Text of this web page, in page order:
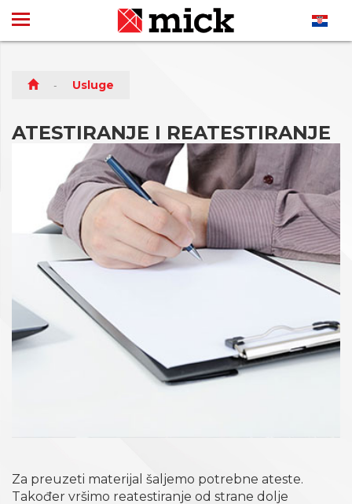
Usluge
ATESTIRANJE I REATESTIRANJE
Za preuzeti materijal šaljemo potrebne ateste.
Također vršimo reatestiranje od strane dolje